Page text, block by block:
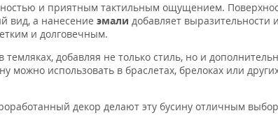
и приятным тактильным ощущением.
вид, а нанесение эмали добавляет выразительности
и долговечным.
добавляя не только стиль, но и
использовать в браслетах, брелоках или
декор делают эту бусину отличным